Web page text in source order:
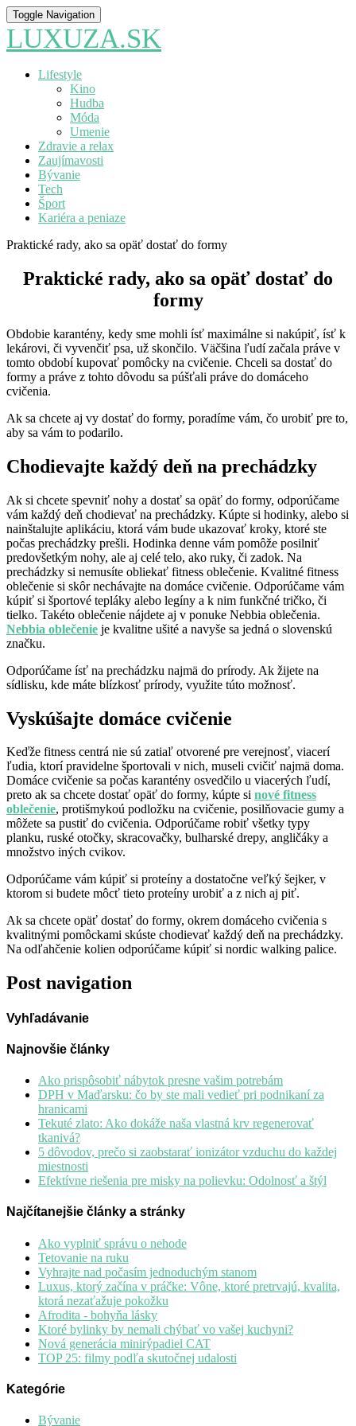
Toggle Navigation
LUXUZA.SK
Lifestyle
Kino
Hudba
Móda
Umenie
Zdravie a relax
Zaujímavosti
Bývanie
Tech
Šport
Kariéra a peniaze
Praktické rady, ako sa opäť dostať do formy
Praktické rady, ako sa opäť dostať do
formy
Obdobie karantény, kedy sme mohli ísť maximálne si nakúpiť, ísť k
lekárovi, či vyvenčiť psa, už skončilo. Väčšina ľudí začala práve v
tomto období kupovať pomôcky na cvičenie. Chceli sa dostať do
formy a práve z tohto dôvodu sa púšťali práve do domáceho
cvičenia.
Ak sa chcete aj vy dostať do formy, poradíme vám, čo urobiť pre to,
aby sa vám to podarilo.
Chodievajte každý deň na prechádzky
Ak si chcete spevniť nohy a dostať sa opäť do formy, odporúčame
vám každý deň chodievať na prechádzky. Kúpte si hodinky, alebo si
nainštalujte aplikáciu, ktorá vám bude ukazovať kroky, ktoré ste
počas prechádzky prešli. Hodinka denne vám pomôže posilniť
predovšetkým nohy, ale aj celé telo, ako ruky, či zadok. Na
prechádzky si nemusíte obliekať fitness oblečenie. Kvalitné fitness
oblečenie si skôr nechávajte na domáce cvičenie. Odporúčame vám
kúpiť si športové tepláky alebo legíny a k nim funkčné tričko, či
tielko. Takéto oblečenie nájdete aj v ponuke Nebbia oblečenia.
Nebbia oblečenie je kvalitne ušité a navyše sa jedná o slovenskú
značku.
Odporúčame ísť na prechádzku najmä do prírody. Ak žijete na
sídlisku, kde máte blízkosť prírody, využite túto možnosť.
Vyskúšajte domáce cvičenie
Keďže fitness centrá nie sú zatiaľ otvorené pre verejnosť, viacerí
ľudia, ktorí pravidelne športovali v nich, museli cvičiť najmä doma.
Domáce cvičenie sa počas karantény osvedčilo u viacerých ľudí,
preto ak sa chcete dostať opäť do formy, kúpte si nové fitness
oblečenie, protišmykoú podložku na cvičenie, posilňovacie gumy a
môžete sa pustiť do cvičenia. Odporúčame robiť všetky typy
planku, ruské otočky, skracovačky, bulharské drepy, angličáky a
množstvo iných cvikov.
Odporúčame vám kúpiť si proteíny a dostatočne veľký šejker, v
ktorom si budete môcť tieto proteíny urobiť a z nich aj piť.
Ak sa chcete opäť dostať do formy, okrem domáceho cvičenia s
kvalitnými pomôckami skúste chodievať každý deň na prechádzky.
Na odľahčenie kolien odporúčame kúpiť si nordic walking palice.
Post navigation
Vyhľadávanie
Najnovšie články
Ako prispôsobiť nábytok presne vašim potrebám
DPH v Maďarsku: čo by ste mali vedieť pri podnikaní za
hranicami
Tekuté zlato: Ako dokáže naša vlastná krv regenerovať
tkanivá?
5 dôvodov, prečo si zaobstarať ionizátor vzduchu do každej
miestnosti
Efektívne riešenia pre misky na polievku: Odolnosť a štýl
Najčítanejšie články a stránky
Ako vyplniť správu o nehode
Tetovanie na ruku
Vyhrajte nad počasím jednoduchým stanom
Luxus, ktorý začína v práčke: Vône, ktoré pretrvajú, kvalita,
ktorá nezaťažuje pokožku
Afrodita - bohyňa lásky
Ktoré bylinky by nemali chýbať vo vašej kuchyni?
Nová generácia minirýpadiel CAT
TOP 25: filmy podľa skutočnej udalosti
Kategórie
Bývanie